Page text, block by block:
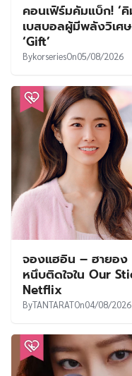
คอนเฟิร์มคัมแบ็ก! ‘
เบสบอลผู้มีพลังวิเศ
‘Gift’
BykorseriesOn05/08/2026
จองแฮอิน – ฮายอง
หนึบติดใจใน Our
Netflix
ByTANTARATOn04/08/2026